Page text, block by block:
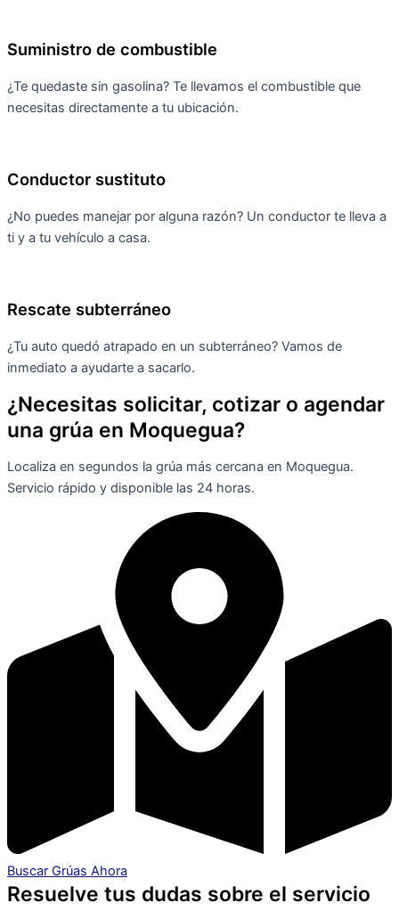
Suministro de combustible
¿Te quedaste sin gasolina? Te llevamos el combustible que
necesitas directamente a tu ubicación.
Conductor sustituto
¿No puedes manejar por alguna razón? Un conductor te lleva a
ti y a tu vehículo a casa.
Rescate subterráneo
¿Tu auto quedó atrapado en un subterráneo? Vamos de
inmediato a ayudarte a sacarlo.
¿Necesitas solicitar, cotizar o agendar
una grúa en Moquegua?
Localiza en segundos la grúa más cercana en Moquegua.
Servicio rápido y disponible las 24 horas.
Buscar Grúas Ahora
Resuelve tus dudas sobre el servicio